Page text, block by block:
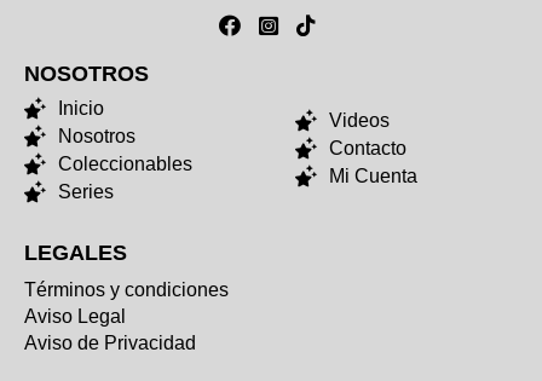
NOSOTROS
Inicio
Nosotros
Coleccionables
Series
Videos
Contacto
Mi Cuenta
LEGALES
Términos y condiciones
Aviso Legal
Aviso de Privacidad